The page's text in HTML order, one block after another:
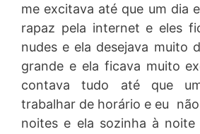
me excitava até que um dia
rapaz pela internet e eles
nudes e ela desejava muito
grande e ela ficava muito
contava tudo até que
trabalhar de horário e eu
noites e ela sozinha à